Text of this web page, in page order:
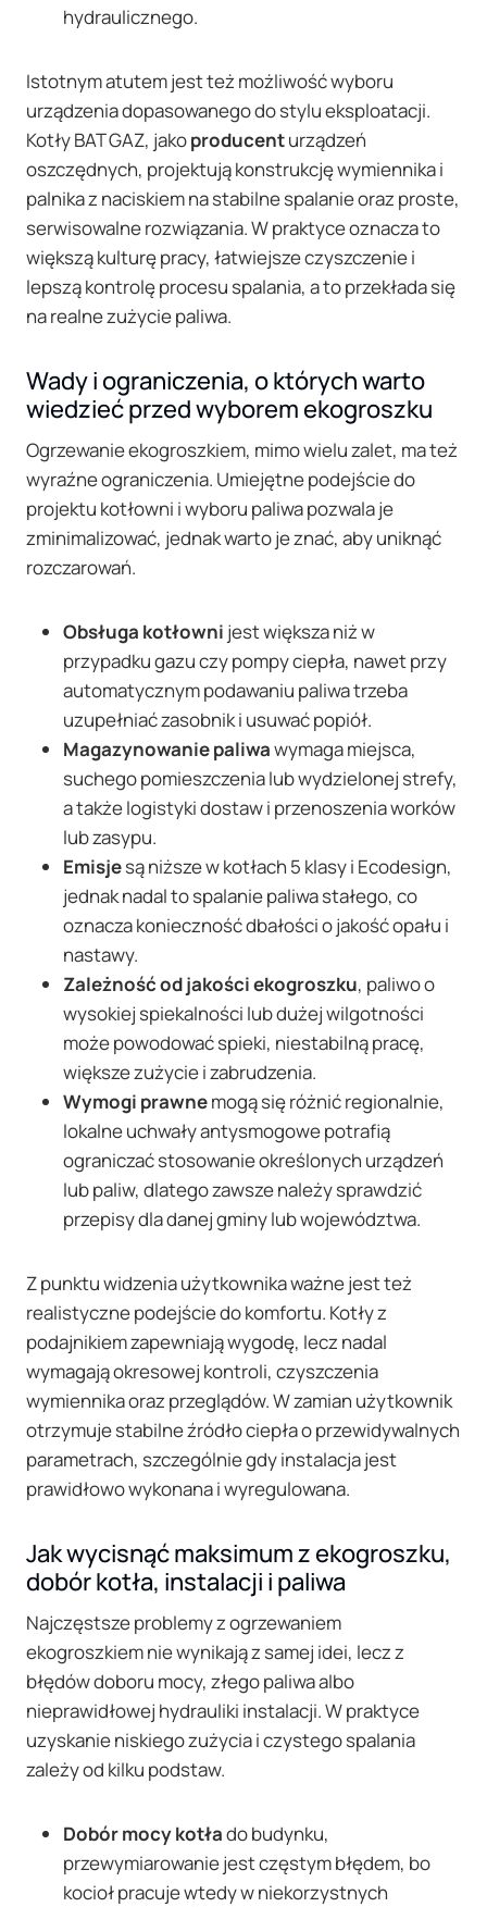
hydraulicznego.
Istotnym atutem jest też możliwość wyboru
urządzenia dopasowanego do stylu eksploatacji.
Kotły BAT GAZ, jakoproducenturządzeń
oszczędnych, projektują konstrukcję wymiennika i
palnika z naciskiem na stabilne spalanie oraz proste,
serwisowalne rozwiązania. W praktyce oznacza to
większą kulturę pracy, łatwiejsze czyszczenie i
lepszą kontrolę procesu spalania, a to przekłada się
na realne zużycie paliwa.
Wady i ograniczenia, o których warto
wiedzieć przed wyborem ekogroszku
Ogrzewanie ekogroszkiem, mimo wielu zalet, ma też
wyraźne ograniczenia. Umiejętne podejście do
projektu kotłowni i wyboru paliwa pozwala je
zminimalizować, jednak warto je znać, aby uniknąć
rozczarowań.
Obsługa kotłowni jest większa niż w
przypadku gazu czy pompy ciepła, nawet przy
automatycznym podawaniu paliwa trzeba
uzupełniać zasobnik i usuwać popiół.
Magazynowanie paliwawymaga miejsca,
suchego pomieszczenia lub wydzielonej strefy,
a także logistyki dostaw i przenoszenia worków
lub zasypu.
Emisjesą niższe w kotłach 5 klasy i Ecodesign,
jednak nadal to spalanie paliwa stałego, co
oznacza konieczność dbałości o jakość opału i
nastawy.
Zależność od jakości ekogroszku, paliwo o
wysokiej spiekalności lub dużej wilgotności
może powodować spieki, niestabilną pracę,
większe zużycie i zabrudzenia.
Wymogi prawnemogą się różnić regionalnie,
lokalne uchwały antysmogowe potrafią
ograniczać stosowanie określonych urządzeń
lub paliw, dlatego zawsze należy sprawdzić
przepisy dla danej gminy lub województwa.
Z punktu widzenia użytkownika ważne jest też
realistyczne podejście do komfortu. Kotły z
podajnikiem zapewniają wygodę, lecz nadal
wymagają okresowej kontroli, czyszczenia
wymiennika oraz przeglądów. W zamian użytkownik
otrzymuje stabilne źródło ciepła o przewidywalnych
parametrach, szczególnie gdy instalacja jest
prawidłowo wykonana i wyregulowana.
Jak wycisnąć maksimum z ekogroszku,
dobór kotła, instalacji i paliwa
Najczęstsze problemy z ogrzewaniem
ekogroszkiem nie wynikają z samej idei, lecz z
błędów doboru mocy, złego paliwa albo
nieprawidłowej hydrauliki instalacji. W praktyce
uzyskanie niskiego zużycia i czystego spalania
zależy od kilku podstaw.
Dobór mocy kotłado budynku,
przewymiarowanie jest częstym błędem, bo
kocioł pracuje wtedy w niekorzystnych